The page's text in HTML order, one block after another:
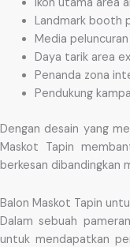
Landmark booth
Media
Daya tarik area
Penanda zona
Pendukung
Dengan desain yang
Maskot Tapin
berkesan dibandingkan
Balon Maskot Tapin
Dalam sebuah
untuk mendapatkan